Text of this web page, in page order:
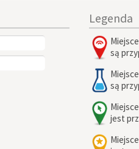
Legenda
są
są
jest